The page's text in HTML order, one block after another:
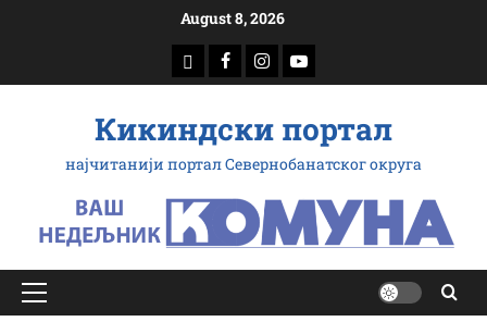
August 8, 2026
доwнлоад
Фацебоок
Инстаграм
Yоутубе
Кикиндски портал
најчитанији портал Севернобанатског округа
Примарy